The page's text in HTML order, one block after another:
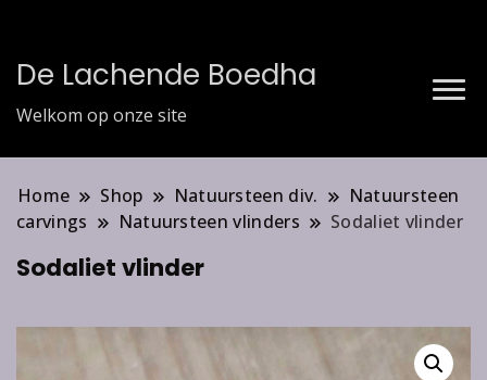
De Lachende Boedha
Welkom op onze site
Home Shop Natuursteen div.
Natuursteen
carvings
Natuursteen vlinders Sodaliet vlinder
Sodaliet vlinder